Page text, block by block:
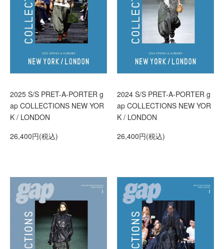
2025 S/S PRET-A-PORTER g
ap COLLECTIONS NEW YOR
K / LONDON
26,400円(税込)
2024 S/S PRET-A-PORTER g
ap COLLECTIONS NEW YOR
K / LONDON
26,400円(税込)